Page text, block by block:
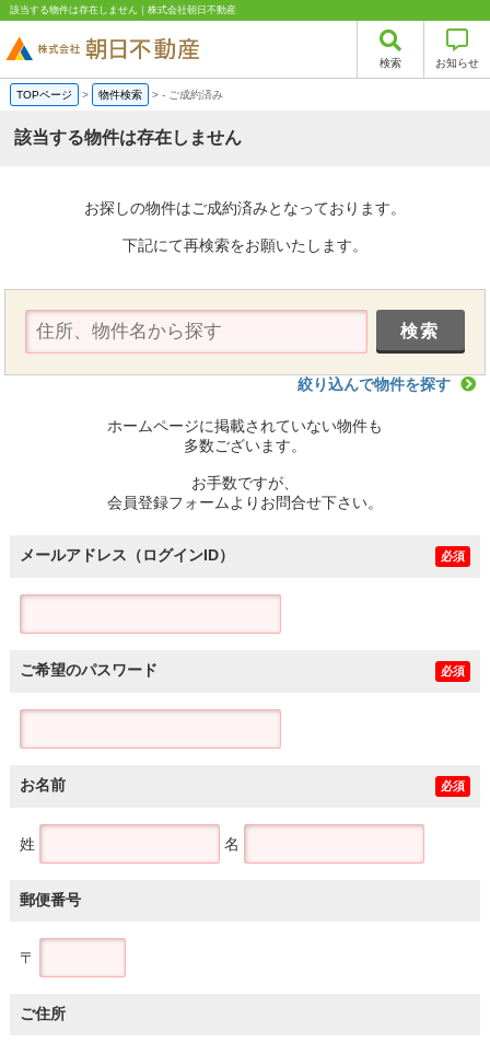
該当する物件は存在しません｜株式会社朝日不動産
検索 お知らせ
TOPページ > 物件検索 >- ご成約済み
該当する物件は存在しません
お探しの物件はご成約済みとなっております。
下記にて再検索をお願いたします。
絞り込んで物件を探す
ホームページに掲載されていない物件も
多数ございます。
お手数ですが、
会員登録フォームよりお問合せ下さい。
メールアドレス（ログインID） 必須
ご希望のパスワード 必須
お名前 必須
姓 名
郵便番号
〒
ご住所